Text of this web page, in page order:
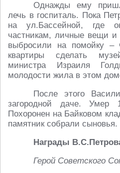
Однажды ему
лечь в госпиталь. Пока
на ул.Бассейной, где
частникам, личные вещи и
выбросили на помойку –
квартиры сделать
министра Израиля
молодости жила в этом
После этого
загородной даче. Умер
Похоронен на Байковом
памятник собрали сыновья.
Награды
Герой Советского